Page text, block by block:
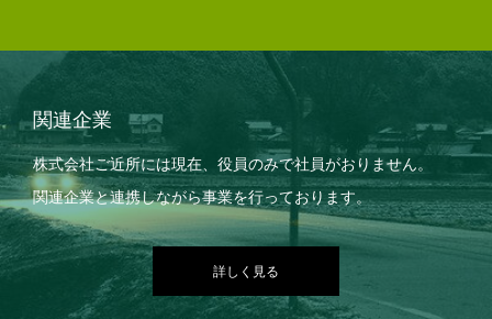
関連企業
株式会社ご近所には現在、役員のみで社員がおりません。
関連企業と連携しながら事業を行っております。
詳しく見る